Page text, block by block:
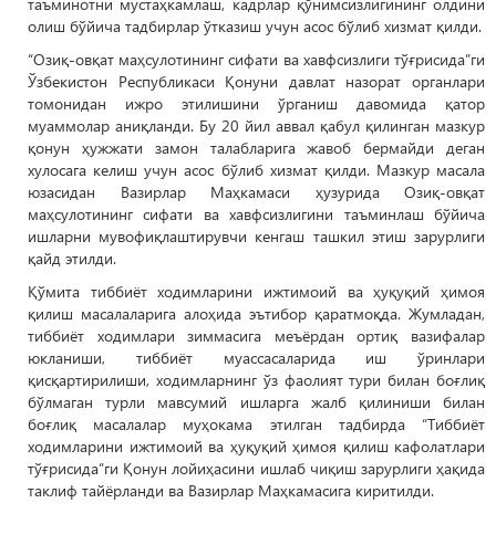
олиш бўйича тадбирлар ўтказиш учун асос бўлиб хизмат қилди.
“Озиқ-овқат маҳсулотининг сифати ва хавфсизлиги тўғрисида”ги
Ўзбекистон Республикаси Қонуни давлат назорат органлари
томонидан ижро этилишини ўрганиш давомида қатор
муаммолар аниқланди. Бу 20 йил аввал қабул қилинган мазкур
қонун ҳужжати замон талабларига жавоб бермайди деган
хулосага келиш учун асос бўлиб хизмат қилди. Мазкур масала
юзасидан Вазирлар Маҳкамаси ҳузурида Озиқ-овқат
маҳсулотининг сифати ва хавфсизлигини таъминлаш бўйича
ишларни мувофиқлаштирувчи кенгаш ташкил этиш зарурлиги
қайд этилди.
Қўмита тиббиёт ходимларини ижтимоий ва ҳуқуқий ҳимоя
қилиш масалаларига алоҳида эътибор қаратмоқда. Жумладан,
тиббиёт ходимлари зиммасига меъёрдан ортиқ вазифалар
юкланиши, тиббиёт муассасаларида иш ўринлари
қисқартирилиши, ходимларнинг ўз фаолият тури билан боғлиқ
бўлмаган турли мавсумий ишларга жалб қилиниши билан
боғлиқ масалалар муҳокама этилган тадбирда “Тиббиёт
ходимларини ижтимоий ва ҳуқуқий ҳимоя қилиш кафолатлари
тўғрисида”ги Қонун лойиҳасини ишлаб чиқиш зарурлиги ҳақида
таклиф тайёрланди ва Вазирлар Маҳкамасига киритилди.